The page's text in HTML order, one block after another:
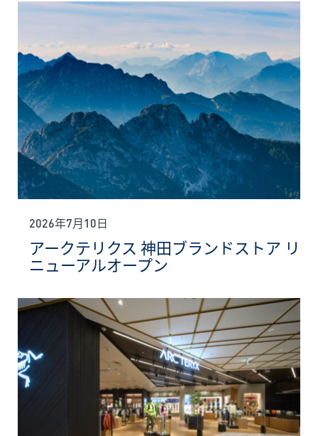
2026年7月10日
アークテリクス 神田ブランドストア リ
ニューアルオープン